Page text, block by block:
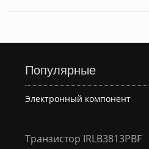
Популярные
Электронный компонент
Транзистор IRLB3813PBF